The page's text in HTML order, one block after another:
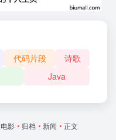
代码片段
诗歌
Java
电影 • 归档 • 新闻 • 正文